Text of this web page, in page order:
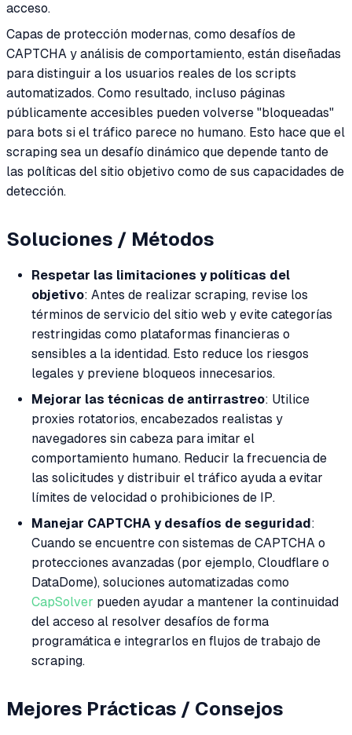
acceso.
Capas de protección modernas, como desafíos de
CAPTCHA y análisis de comportamiento, están diseñadas
para distinguir a los usuarios reales de los scripts
automatizados. Como resultado, incluso páginas
públicamente accesibles pueden volverse "bloqueadas"
para bots si el tráfico parece no humano. Esto hace que el
scraping sea un desafío dinámico que depende tanto de
las políticas del sitio objetivo como de sus capacidades de
detección.
Soluciones / Métodos
Respetar las limitaciones y políticas del
objetivo: Antes de realizar scraping, revise los
términos de servicio del sitio web y evite categorías
restringidas como plataformas financieras o
sensibles a la identidad. Esto reduce los riesgos
legales y previene bloqueos innecesarios.
Mejorar las técnicas de antirrastreo: Utilice
proxies rotatorios, encabezados realistas y
navegadores sin cabeza para imitar el
comportamiento humano. Reducir la frecuencia de
las solicitudes y distribuir el tráfico ayuda a evitar
límites de velocidad o prohibiciones de IP.
Manejar CAPTCHA y desafíos de seguridad :
Cuando se encuentre con sistemas de CAPTCHA o
protecciones avanzadas (por ejemplo, Cloudflare o
DataDome), soluciones automatizadas como
CapSolver pueden ayudar a mantener la continuidad
del acceso al resolver desafíos de forma
programática e integrarlos en flujos de trabajo de
scraping.
Mejores Prácticas / Consejos